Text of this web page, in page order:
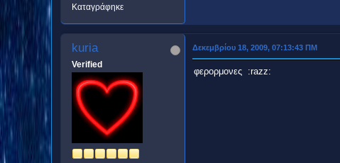
Καταγράφηκε
kuria
Verified
Δεκεμβρίου 18, 2009, 07:13:43 ΠΜ
φερορμονες :razz: